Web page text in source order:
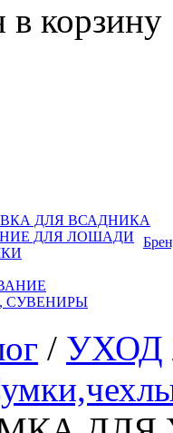
в корзину
ДЛЯ ВСАДНИКА
ДЛЯ ЛОШАДИ
СУВЕНИРЫ
/ УХОД